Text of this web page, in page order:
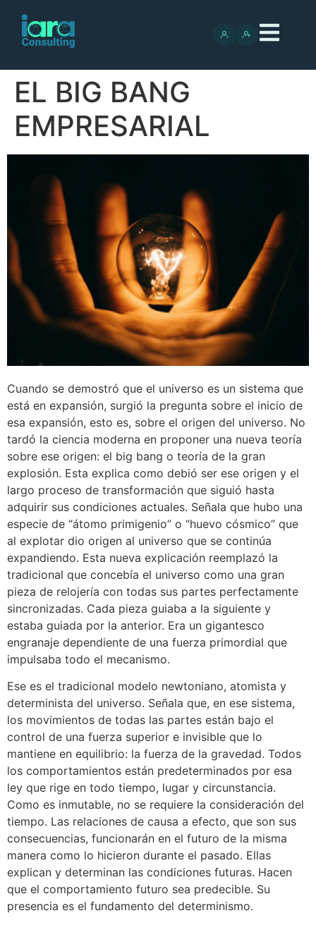
EL BIG BANG
EMPRESARIAL
Cuando se demostró que el universo es un sistema que
está en expansión, surgió la pregunta sobre el inicio de
esa expansión, esto es, sobre el origen del universo. No
tardó la ciencia moderna en proponer una nueva teoría
sobre ese origen: el big bang o teoría de la gran
explosión. Esta explica como debió ser ese origen y el
largo proceso de transformación que siguió hasta
adquirir sus condiciones actuales. Señala que hubo una
especie de “átomo primigenio” o “huevo cósmico” que
al explotar dio origen al universo que se continúa
expandiendo. Esta nueva explicación reemplazó la
tradicional que concebía el universo como una gran
pieza de relojería con todas sus partes perfectamente
sincronizadas. Cada pieza guiaba a la siguiente y
estaba guiada por la anterior. Era un gigantesco
engranaje dependiente de una fuerza primordial que
impulsaba todo el mecanismo.
Ese es el tradicional modelo newtoniano, atomista y
determinista del universo. Señala que, en ese sistema,
los movimientos de todas las partes están bajo el
control de una fuerza superior e invisible que lo
mantiene en equilibrio: la fuerza de la gravedad. Todos
los comportamientos están predeterminados por esa
ley que rige en todo tiempo, lugar y circunstancia.
Como es inmutable, no se requiere la consideración del
tiempo. Las relaciones de causa a efecto, que son sus
consecuencias, funcionarán en el futuro de la misma
manera como lo hicieron durante el pasado. Ellas
explican y determinan las condiciones futuras. Hacen
que el comportamiento futuro sea predecible. Su
presencia es el fundamento del determinismo.